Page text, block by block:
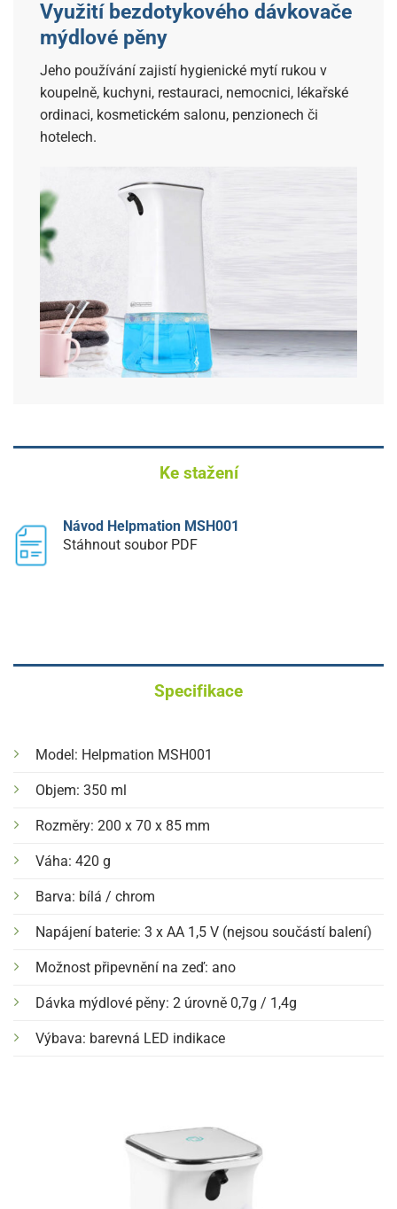
Využití bezdotykového dávkovače
mýdlové pěny
Jeho používání zajistí hygienické mytí rukou v
koupelně, kuchyni, restauraci, nemocnici, lékařské
ordinaci, kosmetickém salonu, penzionech či
hotelech.
Ke stažení
Návod Helpmation MSH001
Stáhnout soubor PDF
Specifikace
Model: Helpmation MSH001
Objem: 350 ml
Rozměry: 200 x 70 x 85 mm
Váha: 420 g
Barva: bílá / chrom
Napájení baterie: 3 x AA 1,5 V (nejsou součástí balení)
Možnost připevnění na zeď: ano
Dávka mýdlové pěny: 2 úrovně 0,7g / 1,4g
Výbava: barevná LED indikace